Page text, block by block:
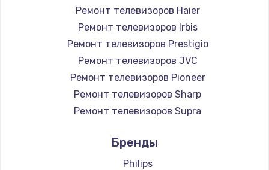
Заказать
Замена микросхемы NFC
1100 руб.
Заказать
Замена шим-контроллера
Заказать
Ремонт телевизоров Haier
Ремонт телевизоров Irbis
Ремонт телевизоров Prestigio
Ремонт телевизоров JVC
Ремонт телевизоров Pioneer
Ремонт телевизоров Sharp
Ремонт телевизоров Supra
Ремонт телевизоров Hisense
Ремонт телевизоров Daewoo
Бренды
Philips